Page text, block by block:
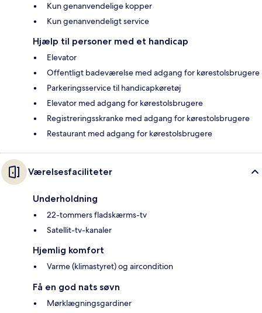
Kun genanvendelige kopper
Kun genanvendeligt service
Hjælp til personer med et handicap
Elevator
Offentligt badeværelse med adgang for kørestolsbrugere
Parkeringsservice til handicapkøretøj
Elevator med adgang for kørestolsbrugere
Registreringsskranke med adgang for kørestolsbrugere
Restaurant med adgang for kørestolsbrugere
Værelsesfaciliteter
Underholdning
22-tommers fladskærms-tv
Satellit-tv-kanaler
Hjemlig komfort
Varme (klimastyret) og aircondition
Få en god nats søvn
Mørklægningsgardiner